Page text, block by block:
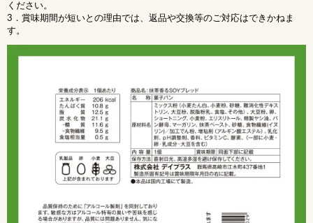
ください。
3．賞味期間が短いとの理由では、返品や交換等のご対応はできかねま
す。